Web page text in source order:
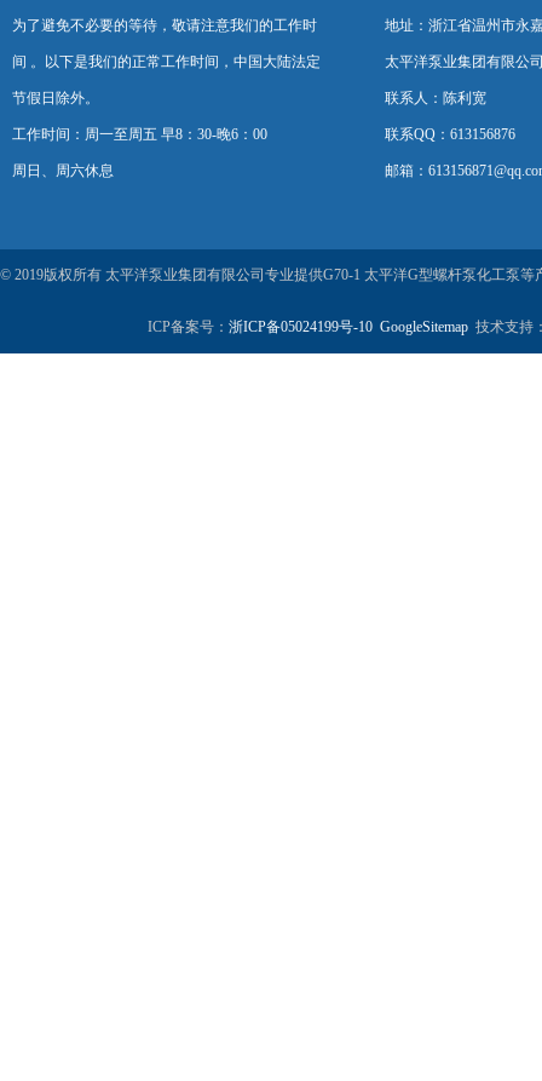
为了避免不必要的等待，敬请注意我们的工作时
间 。以下是我们的正常工作时间，中国大陆法定
节假日除外。
工作时间：周一至周五 早8：30-晚6：00
周日、周六休息
地址：浙江省温州市永
太平洋泵业集团有限公
联系人：陈利宽
联系QQ：613156876
邮箱：
© 2019版权所有 太平洋泵业集团有限公司专业提供G70-1 太平洋G型螺杆泵化工泵
ICP备案号： 浙ICP备05024199号-10 GoogleSitemap技术支持